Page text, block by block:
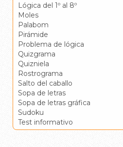
Lógica del 1º al 8º
Moles
Palabom
Pirámide
Problema de lógica
Quizgrama
Quizniela
Rostrograma
Salto del caballo
Sopa de letras
Sopa de letras gráfica
Sudoku
Test informativo